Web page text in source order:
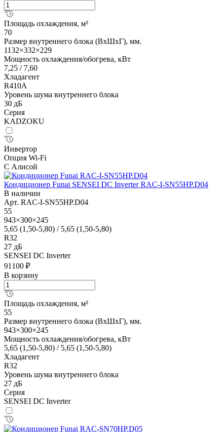
Площадь охлаждения, м²
70
Размер внутреннего блока (ВхШхГ), мм.
1132×332×229
Мощность охлаждения/обогрева, кВт
7,25 / 7,60
Хладагент
R410A
Уровень шума внутреннего блока
30 дБ
Серия
KADZOKU
Инвертор
Опция Wi-Fi
С Алисой
Кондиционер Funai SENSEI DC Inverter RAC-I-SN55HP.D04
В наличии
Арт. RAC-I-SN55HP.D04
55
943×300×245
5,65 (1,50-5,80) / 5,65 (1,50-5,80)
R32
27 дБ
SENSEI DC Inverter
91100 ₽
В корзину
Площадь охлаждения, м²
55
Размер внутреннего блока (ВхШхГ), мм.
943×300×245
Мощность охлаждения/обогрева, кВт
5,65 (1,50-5,80) / 5,65 (1,50-5,80)
Хладагент
R32
Уровень шума внутреннего блока
27 дБ
Серия
SENSEI DC Inverter